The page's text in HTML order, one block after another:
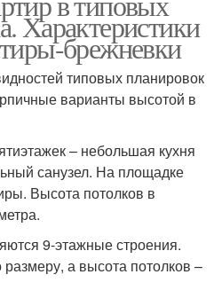
Характеристики
брежневки
типовых планировок
варианты высотой в
– небольшая кухня
санузел. На площадке
Высота потолков в
9-этажные строения.
а высота потолков –